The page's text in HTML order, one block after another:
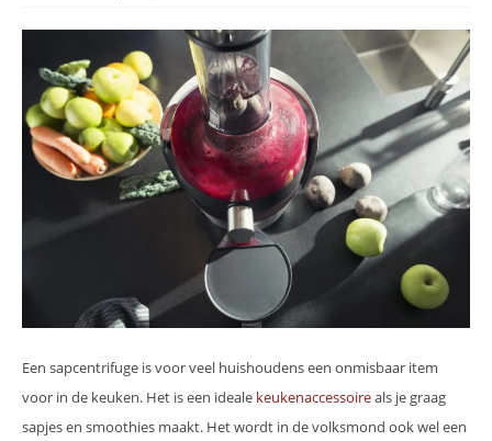
Een sapcentrifuge is voor veel huishoudens een onmisbaar item
voor in de keuken. Het is een ideale keukenaccessoireals je graag
sapjes en smoothies maakt. Het wordt in de volksmond ook wel een